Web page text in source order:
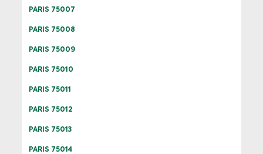
PARIS 75007
PARIS 75008
PARIS 75009
PARIS 75010
PARIS 75011
PARIS 75012
PARIS 75013
PARIS 75014